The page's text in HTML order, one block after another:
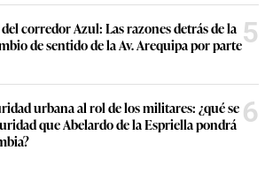
corredor Azul: Las razones detrás de la
de sentido de la Av. Arequipa por parte5
urbana al rol de los militares: ¿qué se
que Abelardo de la Espriella pondrá 6